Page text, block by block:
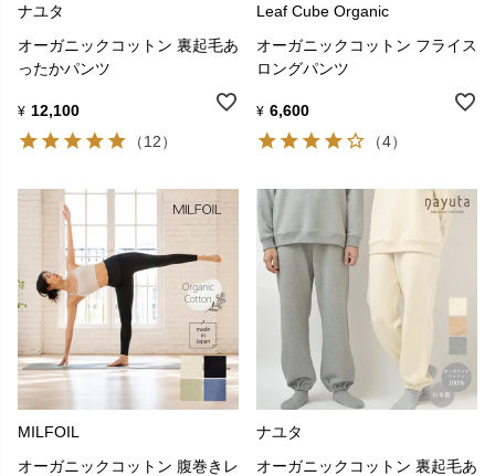
ナユタ
オーガニックコットン 裏起毛あ
ったかパンツ
¥ 12,100
（12）
Leaf Cube Organic
オーガニックコットン フライス
ロングパンツ
¥ 6,600
（4）
MILFOIL
オーガニックコットン 腹巻きレ
ナユタ
オーガニックコットン 裏起毛あ